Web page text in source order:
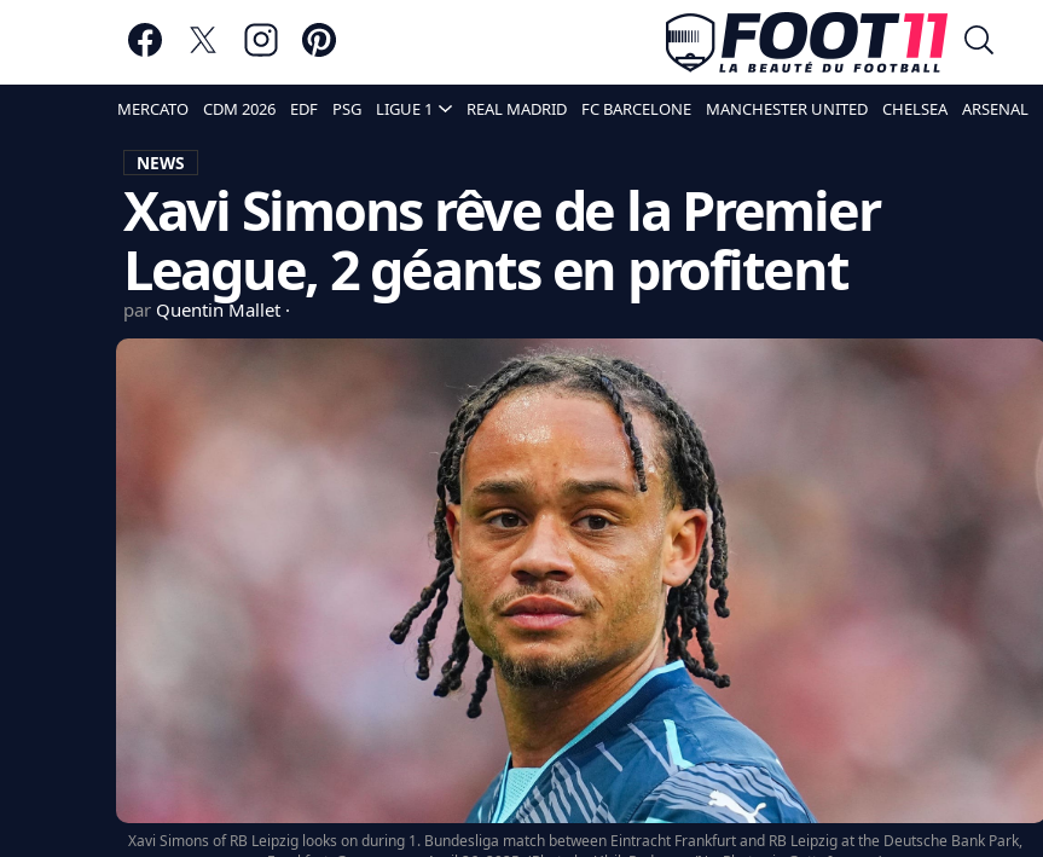
MERCATO CDM 2026 EDF PSG LIGUE 1 REAL MADRID FC BARCELONE MANCHESTER UNITED CHELSEA ARSENAL
NEWS
Xavi Simons rêve de la Premier
League, 2 géants en profitent
par Quentin Mallet
Xavi Simons of RB Leipzig looks on during 1. Bundesliga match between Eintracht Frankfurt and RB Leipzig at the Deutsche Bank Park,